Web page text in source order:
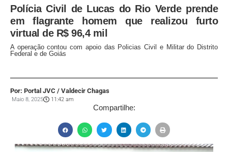
Polícia Civil de Lucas do Rio Verde prende
em flagrante homem que realizou furto
virtual de R$ 96,4 mil
A operação contou com apoio das Policias Civil e Militar do Distrito
Federal e de Goiás
Por: Portal JVC / Valdecir Chagas
Maio 8, 2025 11:42 am
Compartilhe: